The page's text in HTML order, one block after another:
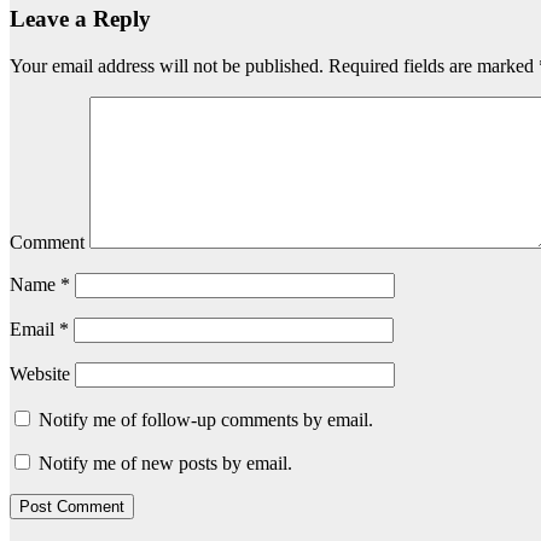
Leave a Reply
Your email address will not be published. Required fields are marked
Comment
Name *
Email *
Website
Notify me of follow-up comments by email.
Notify me of new posts by email.